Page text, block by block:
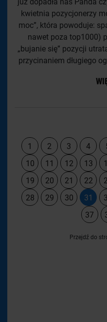
kwietnia pozycjonerzy
moc”, która powoduje:
nawet poza top1000)
„bujanie się” pozycji
przycinaniem długiego
1 2 3 4
10
11 12 13
19
20 21 22
28
29 30 31
37
Przejdź do